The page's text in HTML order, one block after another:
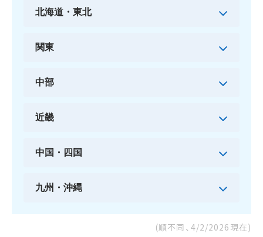
北海道・東北
関東
中部
近畿
中国・四国
九州・沖縄
(順不同、 4/2/2026 現在)